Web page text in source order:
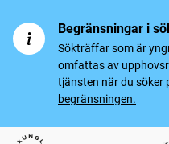
Begränsningar i
Sökträffar som är
omfattas av
tjänsten när du söker
begränsningen.